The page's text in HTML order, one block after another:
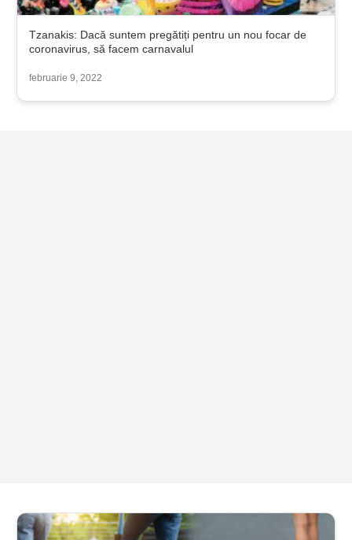
Tzanakis: Dacă suntem pregătiți pentru un nou focar de
coronavirus, să facem carnavalul
februarie 9, 2022